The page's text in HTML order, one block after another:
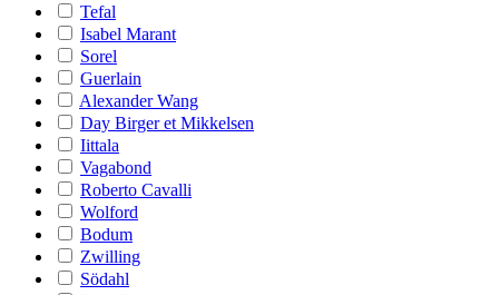
Tefal
Isabel Marant
Sorel
Guerlain
Alexander Wang
Day Birger et Mikkelsen
Iittala
Vagabond
Roberto Cavalli
Wolford
Bodum
Zwilling
Södahl